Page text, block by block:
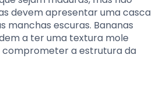
devem apresentar uma casca
manchas escuras. Bananas
a ter uma textura mole
comprometer a estrutura da